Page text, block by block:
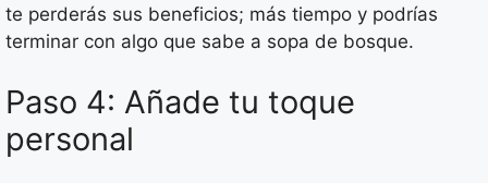
te perderás sus beneficios; más tiempo y podrías
terminar con algo que sabe a sopa de bosque.
Paso 4: Añade tu toque
personal